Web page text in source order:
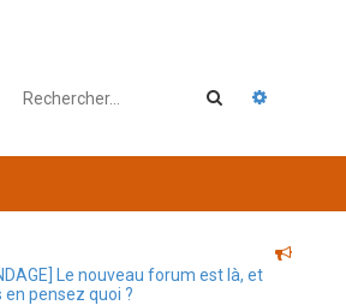
Rechercher
Le nouveau forum est là, et
en pensez quoi ?